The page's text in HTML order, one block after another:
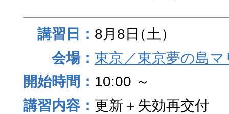
8月8日（土）
東京／東京夢の島マ
10:00 ～
更新＋失効再交付